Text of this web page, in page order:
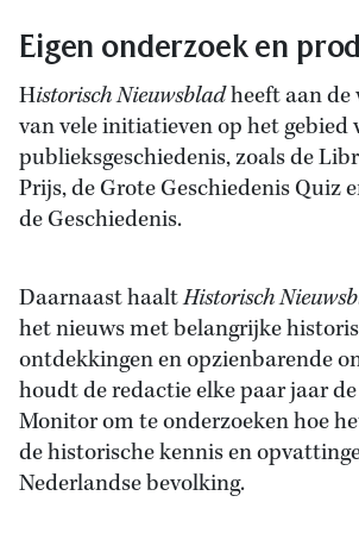
Eigen onderzoek en
Historisch Nieuwsbladheeft aan de
van vele initiatieven op het gebied
publieksgeschiedenis, zoals de
Prijs, de Grote Geschiedenis Quiz
de Geschiedenis.
Daarnaast haaltHistorisch
het nieuws met belangrijke
ontdekkingen en opzienbarende
houdt de redactie elke paar jaar
Monitor om te onderzoeken hoe
de historische kennis en
Nederlandse bevolking.